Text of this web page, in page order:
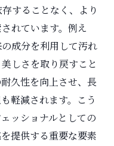
することなく、より
れています。例え
成分を利用して汚れ
しさを取り戻すこと
久性を向上させ、長
軽減されます。こう
ッショナルとしての
提供する重要な要素